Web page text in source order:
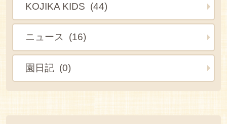
KOJIKA KIDS (44)
ニュース (16)
園日記 (0)